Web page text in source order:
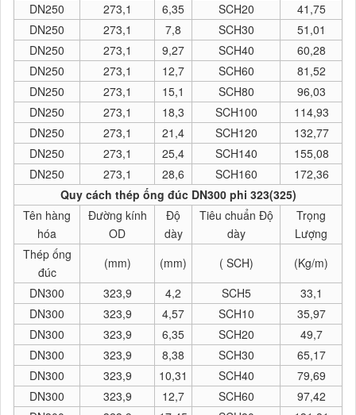
DN250
273,1 6,35 SCH20
41,75
DN250
273,1 7,8 SCH30
51,01
DN250
273,1 9,27 SCH40
60,28
DN250
273,1 12,7 SCH60
81,52
DN250
273,1 15,1 SCH80
96,03
DN250
273,1 18,3 SCH100
114,93
DN250
273,1 21,4 SCH120
132,77
DN250
273,1 25,4 SCH140
155,08
DN250
273,1 28,6 SCH160
172,36
Quy cách thép ống đúc DN300 phi 323(325)
Tên hàng
hóa
Đường kính
OD
Độ
dày
Tiêu chuẩn Độ
dày
Trọng
Lượng
Thép ống
đúc
(mm) (mm) ( SCH)
(Kg/m)
DN300
323,9 4,2 SCH5
33,1
DN300
323,9 4,57 SCH10
35,97
DN300
323,9 6,35 SCH20
49,7
DN300
323,9 8,38 SCH30
65,17
DN300
323,9 10,31 SCH40
79,69
DN300
323,9 12,7 SCH60
97,42